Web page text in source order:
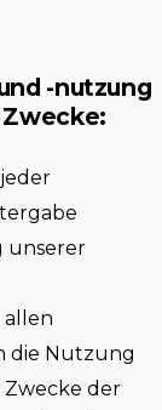
-nutzung
unserer
die Nutzung
der